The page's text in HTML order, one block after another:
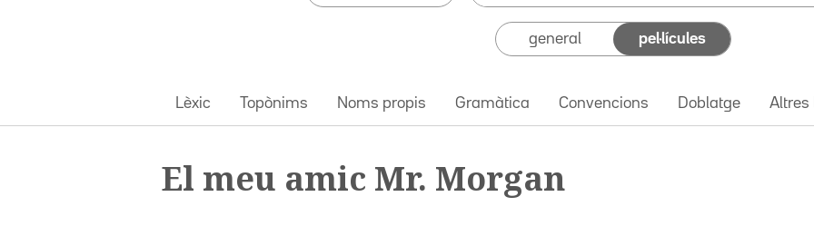
general pel·lícules
Lèxic Topònims Noms propis Gramàtica Convencions Doblatge Altres
El meu amic Mr. Morgan